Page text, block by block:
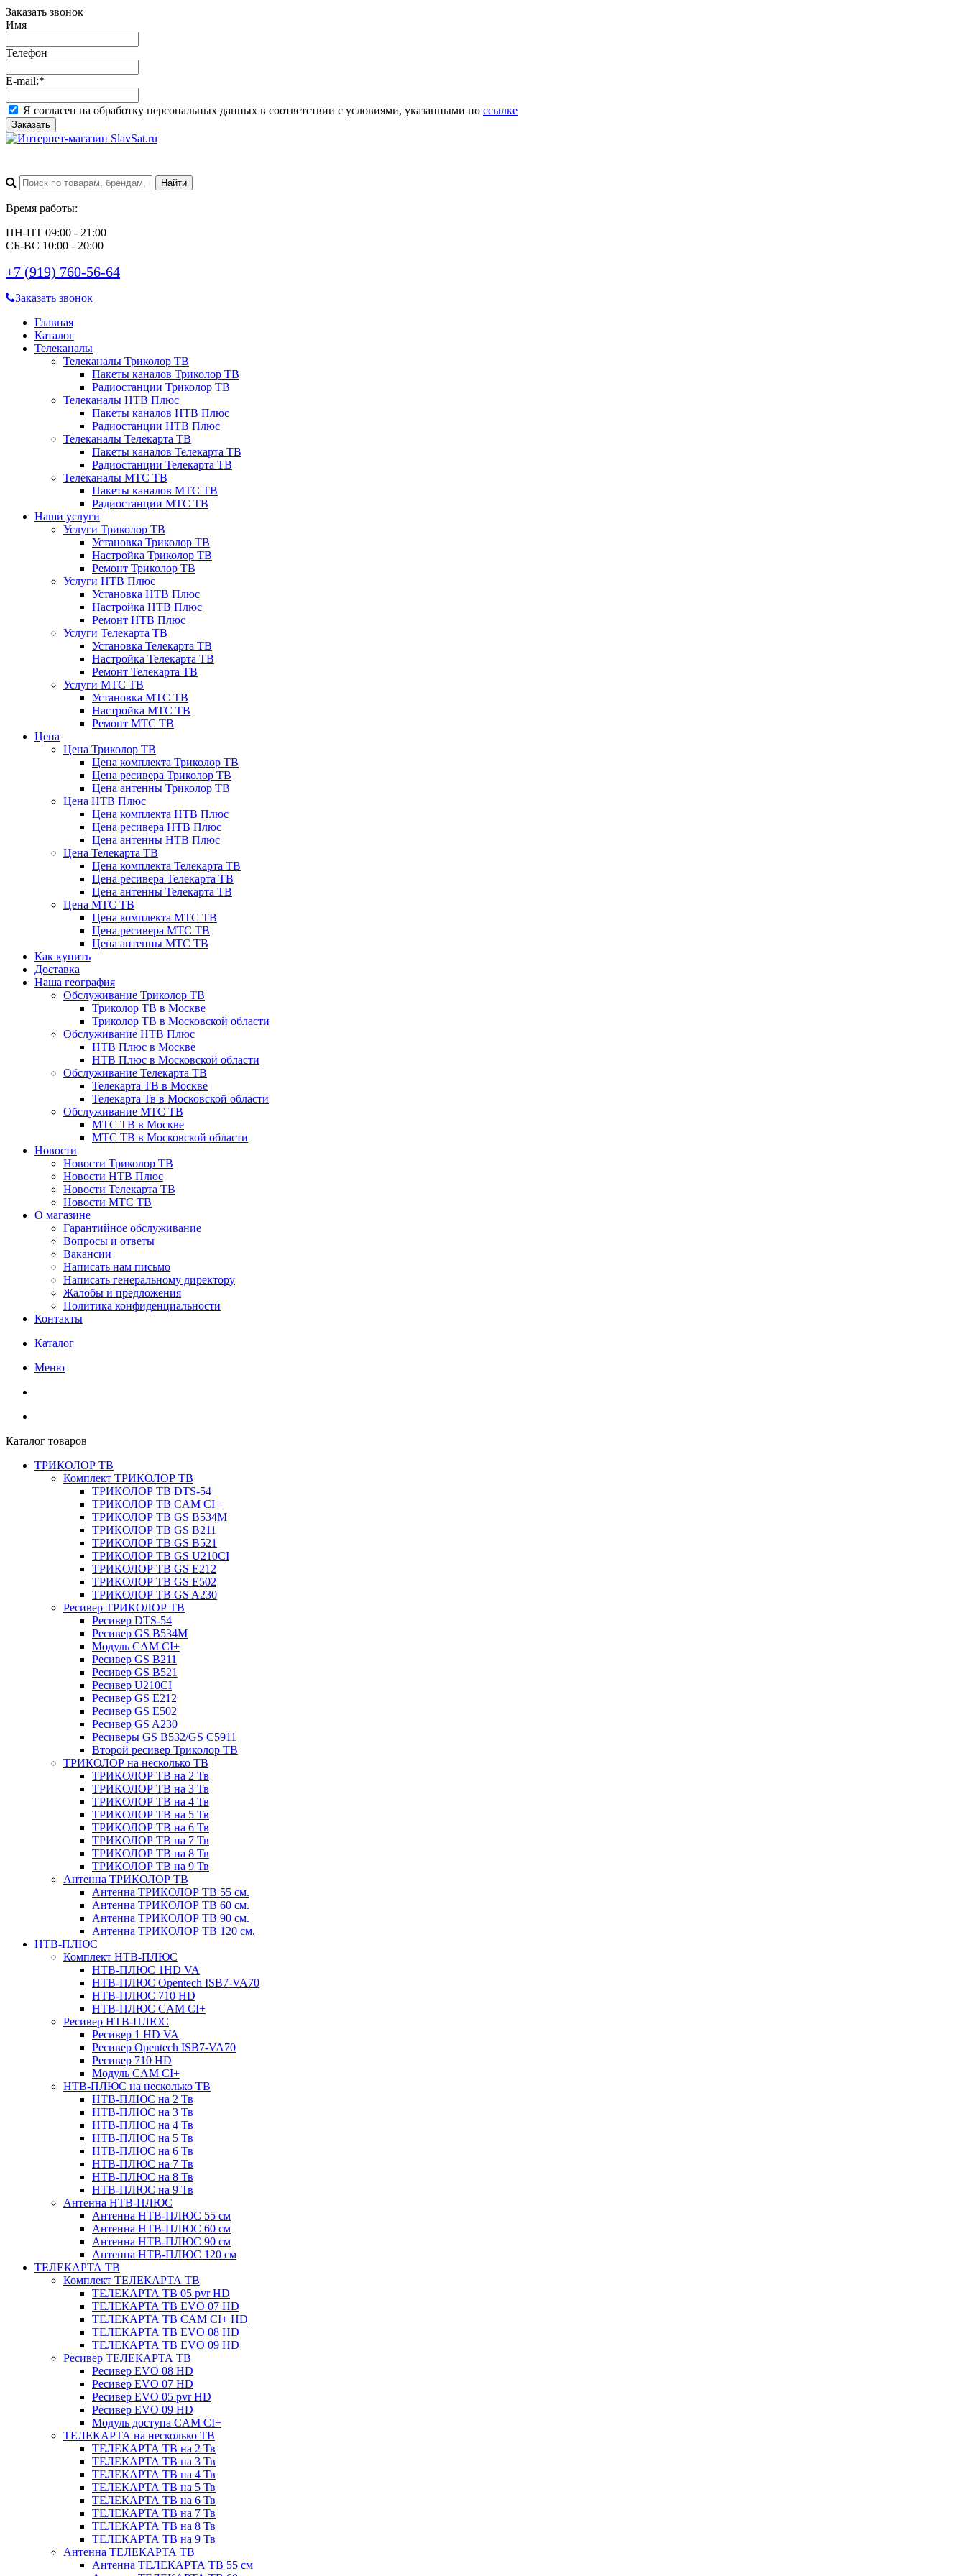
Заказать звонок
Имя
Телефон
E-mail:*
Я согласен на обработку персональных данных в соответствии с условиями, указанными по ссылке
Заказать
Время работы:
ПН-ПТ 09:00 - 21:00
СБ-ВС 10:00 - 20:00
+7 (919) 760-56-64
Заказать звонок
Главная
Каталог
Телеканалы
Телеканалы Триколор ТВ
Пакеты каналов Триколор ТВ
Радиостанции Триколор ТВ
Телеканалы НТВ Плюс
Пакеты каналов НТВ Плюс
Радиостанции НТВ Плюс
Телеканалы Телекарта ТВ
Пакеты каналов Телекарта ТВ
Радиостанции Телекарта ТВ
Телеканалы МТС ТВ
Пакеты каналов МТС ТВ
Радиостанции МТС ТВ
Наши услуги
Услуги Триколор ТВ
Установка Триколор ТВ
Настройка Триколор ТВ
Ремонт Триколор ТВ
Услуги НТВ Плюс
Установка НТВ Плюс
Настройка НТВ Плюс
Ремонт НТВ Плюс
Услуги Телекарта ТВ
Установка Телекарта ТВ
Настройка Телекарта ТВ
Ремонт Телекарта ТВ
Услуги МТС ТВ
Установка МТС ТВ
Настройка МТС ТВ
Ремонт МТС ТВ
Цена
Цена Триколор ТВ
Цена комплекта Триколор ТВ
Цена ресивера Триколор ТВ
Цена антенны Триколор ТВ
Цена НТВ Плюс
Цена комплекта НТВ Плюс
Цена ресивера НТВ Плюс
Цена антенны НТВ Плюс
Цена Телекарта ТВ
Цена комплекта Телекарта ТВ
Цена ресивера Телекарта ТВ
Цена антенны Телекарта ТВ
Цена МТС ТВ
Цена комплекта МТС ТВ
Цена ресивера МТС ТВ
Цена антенны МТС ТВ
Как купить
Доставка
Наша география
Обслуживание Триколор ТВ
Триколор ТВ в Москве
Триколор ТВ в Московской области
Обслуживание НТВ Плюс
НТВ Плюс в Москве
НТВ Плюс в Московской области
Обслуживание Телекарта ТВ
Телекарта ТВ в Москве
Телекарта Тв в Московской области
Обслуживание МТС ТВ
МТС ТВ в Москве
МТС ТВ в Московской области
Новости
Новости Триколор ТВ
Новости НТВ Плюс
Новости Телекарта ТВ
Новости МТС ТВ
О магазине
Гарантийное обслуживание
Вопросы и ответы
Вакансии
Написать нам письмо
Написать генеральному директору
Жалобы и предложения
Политика конфиденциальности
Контакты
Каталог
Меню
Каталог товаров
ТРИКОЛОР ТВ
Комплект ТРИКОЛОР ТВ
ТРИКОЛОР ТВ DTS-54
ТРИКОЛОР ТВ CAM CI+
ТРИКОЛОР ТВ GS B534M
ТРИКОЛОР ТВ GS B211
ТРИКОЛОР ТВ GS B521
ТРИКОЛОР ТВ GS U210CI
ТРИКОЛОР ТВ GS E212
ТРИКОЛОР ТВ GS E502
ТРИКОЛОР ТВ GS A230
Ресивер ТРИКОЛОР ТВ
Ресивер DTS-54
Ресивер GS B534M
Модуль CAM CI+
Ресивер GS B211
Ресивер GS B521
Ресивер U210CI
Ресивер GS E212
Ресивер GS E502
Ресивер GS A230
Ресиверы GS B532/GS C5911
Второй ресивер Триколор ТВ
ТРИКОЛОР на несколько ТВ
ТРИКОЛОР ТВ на 2 Тв
ТРИКОЛОР ТВ на 3 Тв
ТРИКОЛОР ТВ на 4 Тв
ТРИКОЛОР ТВ на 5 Тв
ТРИКОЛОР ТВ на 6 Тв
ТРИКОЛОР ТВ на 7 Тв
ТРИКОЛОР ТВ на 8 Тв
ТРИКОЛОР ТВ на 9 Тв
Антенна ТРИКОЛОР ТВ
Антенна ТРИКОЛОР ТВ 55 см.
Антенна ТРИКОЛОР ТВ 60 см.
Антенна ТРИКОЛОР ТВ 90 см.
Антенна ТРИКОЛОР ТВ 120 см.
НТВ-ПЛЮС
Комплект НТВ-ПЛЮС
НТВ-ПЛЮС 1HD VA
НТВ-ПЛЮС Opentech ISB7-VA70
НТВ-ПЛЮС 710 HD
НТВ-ПЛЮС CAM CI+
Ресивер НТВ-ПЛЮС
Ресивер 1 HD VA
Ресивер Opentech ISB7-VA70
Ресивер 710 HD
Модуль CAM CI+
НТВ-ПЛЮС на несколько ТВ
НТВ-ПЛЮС на 2 Тв
НТВ-ПЛЮС на 3 Тв
НТВ-ПЛЮС на 4 Тв
НТВ-ПЛЮС на 5 Тв
НТВ-ПЛЮС на 6 Тв
НТВ-ПЛЮС на 7 Тв
НТВ-ПЛЮС на 8 Тв
НТВ-ПЛЮС на 9 Тв
Антенна НТВ-ПЛЮС
Антенна НТВ-ПЛЮС 55 см
Антенна НТВ-ПЛЮС 60 см
Антенна НТВ-ПЛЮС 90 см
Антенна НТВ-ПЛЮС 120 см
ТЕЛЕКАРТА ТВ
Комплект ТЕЛЕКАРТА ТВ
ТЕЛЕКАРТА ТВ 05 pvr HD
ТЕЛЕКАРТА ТВ EVO 07 HD
ТЕЛЕКАРТА ТВ CAM CI+ HD
ТЕЛЕКАРТА ТВ EVO 08 HD
ТЕЛЕКАРТА ТВ EVO 09 HD
Ресивер ТЕЛЕКАРТА ТВ
Ресивер EVO 08 HD
Ресивер EVO 07 HD
Ресивер EVO 05 pvr HD
Ресивер EVO 09 HD
Модуль доступа CAM CI+
ТЕЛЕКАРТА на несколько ТВ
ТЕЛЕКАРТА ТВ на 2 Тв
ТЕЛЕКАРТА ТВ на 3 Тв
ТЕЛЕКАРТА ТВ на 4 Тв
ТЕЛЕКАРТА ТВ на 5 Тв
ТЕЛЕКАРТА ТВ на 6 Тв
ТЕЛЕКАРТА ТВ на 7 Тв
ТЕЛЕКАРТА ТВ на 8 Тв
ТЕЛЕКАРТА ТВ на 9 Тв
Антенна ТЕЛЕКАРТА ТВ
Антенна ТЕЛЕКАРТА ТВ 55 см